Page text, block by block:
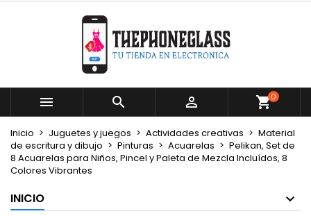
   0
Inicio Juguetes y juegos Actividades creativas
Material
de escritura y dibujo
Pinturas Acuarelas
Pelikan, Set de
8 Acuarelas para Niños, Pincel y Paleta de Mezcla Incluídos, 8
Colores Vibrantes
INICIO
Mi lista de deseos
Crear nueva lista
Crear lista de deseos
Nombre de la lista de deseos
Cancelar Crear lista de deseos
Iniciar sesión
Debe iniciar sesión para guardar productos en su
lista de deseos.
Cancelar Iniciar sesión